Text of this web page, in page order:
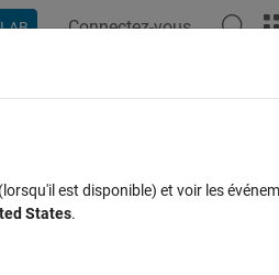
Connectez-vous
est disponible) et voir les
States.